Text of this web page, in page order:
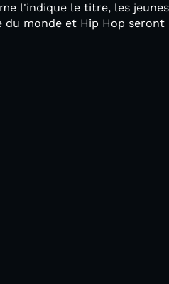
l'indique le titre, les
monde et Hip Hop seront